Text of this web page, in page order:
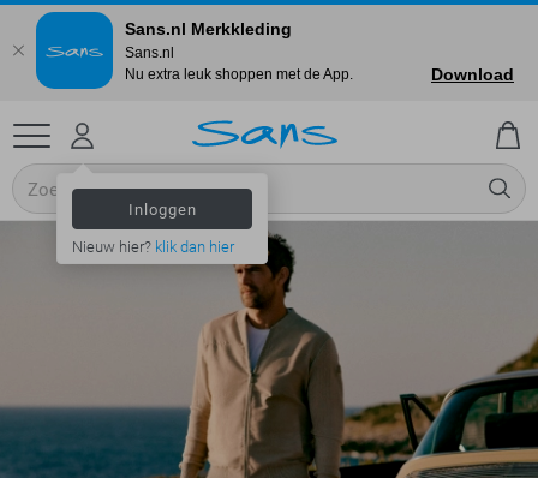
Inloggen
Nieuw hier? klik dan hier
Sans.nl Merkkleding
Sans.nl
Nu extra leuk shoppen met de App.
Download